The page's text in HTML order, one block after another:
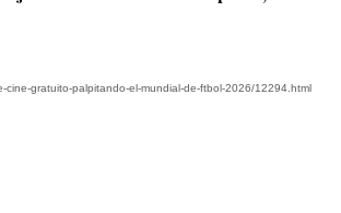
gratuito-palpitando-el-mundial-de-ftbol-2026/12294.html